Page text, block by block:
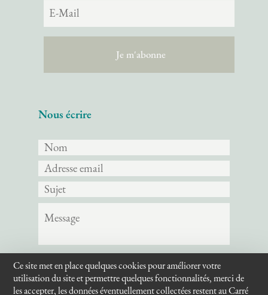
Ce site met en place quelques cookies pour améliorer votre
utilisation du site et permettre quelques fonctionnalités, merci de
les accepter, les données éventuellement collectées restent au Carré
Nous écrire
Envoyer